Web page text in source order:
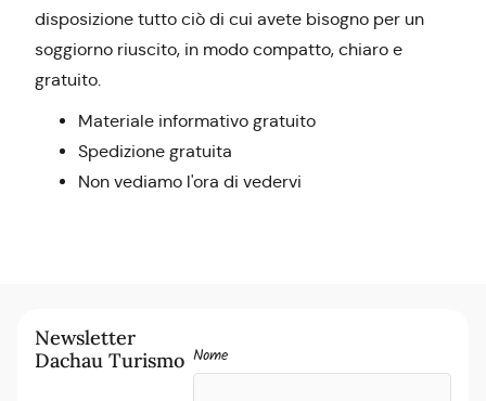
disposizione tutto ciò di cui avete bisogno per un
soggiorno riuscito, in modo compatto, chiaro e
gratuito.
Materiale informativo gratuito
Spedizione gratuita
Non vediamo l'ora di vedervi
Newsletter
Dachau Turismo Nome